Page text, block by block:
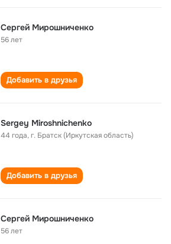
Сергей Мирошниченко
56 лет
Добавить в друзья
Sergey Miroshnichenko
44 года,г. Братск (Иркутская область)
Добавить в друзья
Сергей Мирошниченко
56 лет